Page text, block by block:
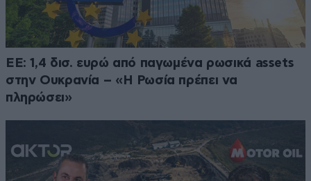
ΕΕ: 1,4 δισ. ευρώ από παγωμένα ρωσικά assets
στην Ουκρανία – «Η Ρωσία πρέπει να
πληρώσει»